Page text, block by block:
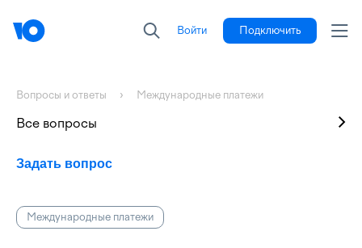
Войти Подключить
Вопросы и ответы Международные платежи
Международные платежи
Задать вопрос
Все вопросы